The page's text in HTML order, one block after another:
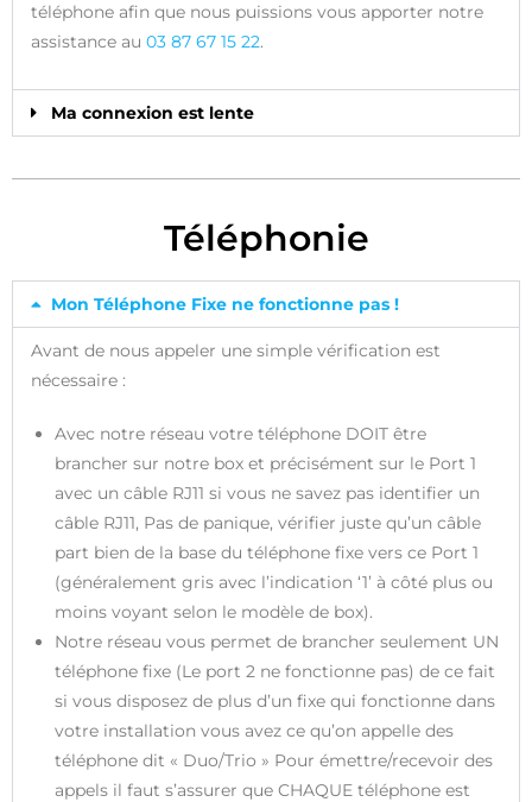
téléphone afin que nous puissions vous apporter notre
assistance au 03 87 67 15 22.
Ma connexion est lente
Téléphonie
Mon Téléphone Fixe ne fonctionne pas !
Avant de nous appeler une simple vérification est
nécessaire :
Avec notre réseau votre téléphone DOIT être
brancher sur notre box et précisément sur le Port 1
avec un câble RJ11 si vous ne savez pas identifier un
câble RJ11, Pas de panique, vérifier juste qu’un câble
part bien de la base du téléphone fixe vers ce Port 1
(généralement gris avec l’indication ‘1’ à côté plus ou
moins voyant selon le modèle de box).
Notre réseau vous permet de brancher seulement UN
téléphone fixe (Le port 2 ne fonctionne pas) de ce fait
si vous disposez de plus d’un fixe qui fonctionne dans
votre installation vous avez ce qu’on appelle des
téléphone dit « Duo/Trio » Pour émettre/recevoir des
appels il faut s’assurer que CHAQUE téléphone est